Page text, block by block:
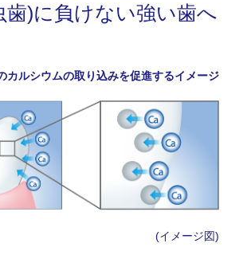
歯)に負けない強い歯へ
カルシウムの取り込みを促進するイメージ
(イメージ図)